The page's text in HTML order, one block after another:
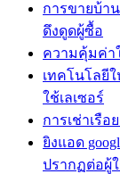
การขายบ้า
ดึงดูดผู้ซื้อ
ความคุ้มค่า
เทคโนโลยี
ใช้เลเซอร์
การเช่าเรื
ยิงแอด
ปรากฏต่อผู้